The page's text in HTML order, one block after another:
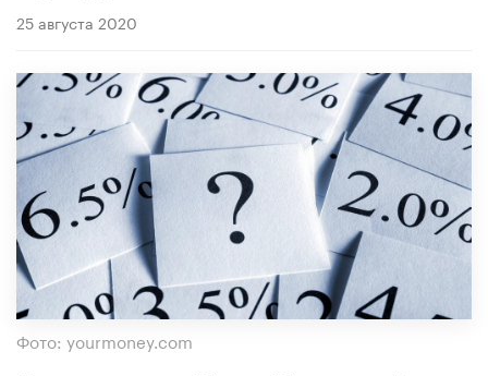
25 августа 2020
Фото: yourmoney.com